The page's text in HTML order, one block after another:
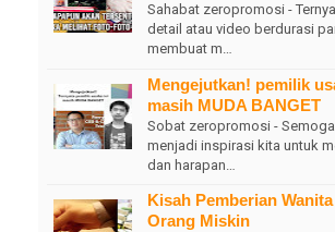
Sahabat zeropromosi -
detail atau video berdurasi
membuat m…
Mengejutkan! pemilik
masih MUDA BANGET
Sobat zeropromosi -
menjadi inspirasi kita untuk
dan harapan…
Kisah Pemberian
Orang Miskin